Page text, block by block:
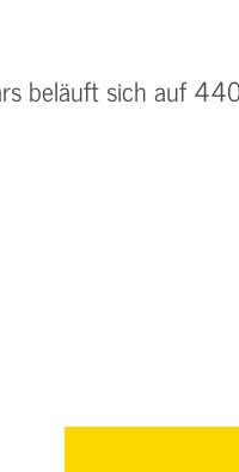
beläuft sich auf